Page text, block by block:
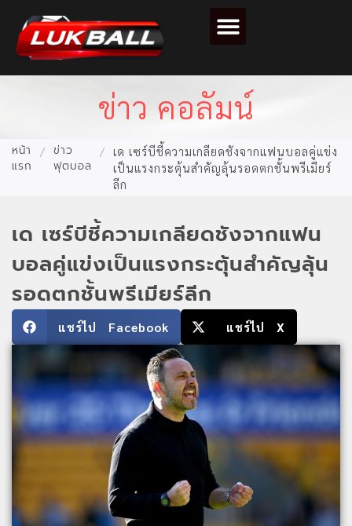
ข่าว คอลัมน์
หน้า
แรก
/ ข่าว
ฟุตบอล
/
เด เซร์บีชี้ความเกลียดชังจากแฟนบอลคู่แข่ง
เป็นแรงกระตุ้นสำคัญลุ้นรอดตกชั้นพรีเมียร์
ลีก
เด เซร์บีชี้ความเกลียดชังจากแฟน
บอลคู่แข่งเป็นแรงกระตุ้นสำคัญลุ้น
รอดตกชั้นพรีเมียร์ลีก
แชร์ไป Facebook แชร์ไป X